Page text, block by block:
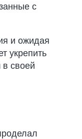
с
и ожидая
укрепить
в своей